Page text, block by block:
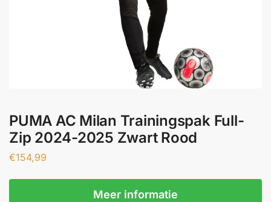
PUMA AC Milan Trainingspak Full-
Zip 2024-2025 Zwart Rood
€154,99
Meer informatie